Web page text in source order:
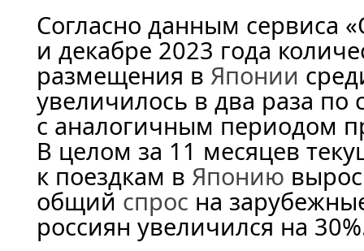
Согласно данным сервиса
и декабре 2023 года
размещения в Японии
увеличилось в два раза по
с аналогичным периодом
В целом за 11 месяцев
к поездкам в Японию
общийспрос на
россиян увеличился на